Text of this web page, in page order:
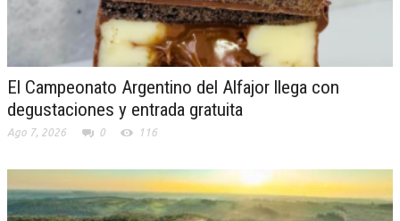
El Campeonato Argentino del Alfajor llega con
degustaciones y entrada gratuita
Ago 7, 2026 0 116